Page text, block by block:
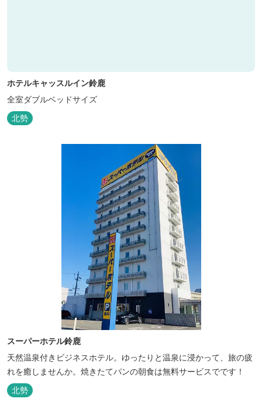
ホテルキャッスルイン鈴鹿
全室ダブルベッドサイズ
北勢
スーパーホテル鈴鹿
天然温泉付きビジネスホテル。ゆったりと温泉に浸かって、旅の疲
れを癒しませんか。焼きたてパンの朝食は無料サービスでです！
北勢